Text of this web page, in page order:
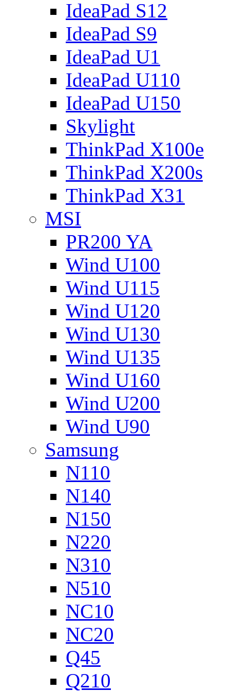
IdeaPad S12
IdeaPad S9
IdeaPad U1
IdeaPad U110
IdeaPad U150
Skylight
ThinkPad X100e
ThinkPad X200s
ThinkPad X31
MSI
PR200 YA
Wind U100
Wind U115
Wind U120
Wind U130
Wind U135
Wind U160
Wind U200
Wind U90
Samsung
N110
N140
N150
N220
N310
N510
NC10
NC20
Q45
Q210